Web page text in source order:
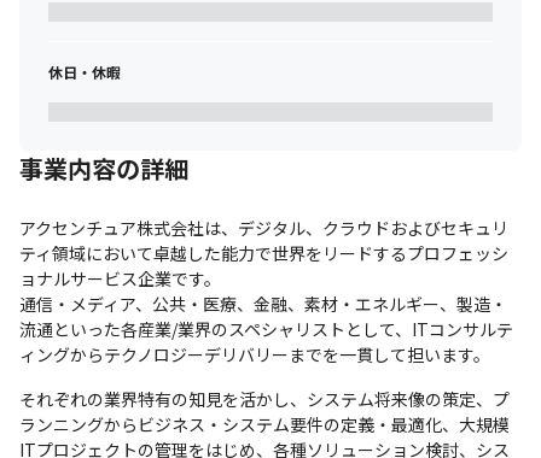
休日・休暇
事業内容の詳細
アクセンチュア株式会社は、デジタル、クラウドおよびセキュリ
ティ領域において卓越した能力で世界をリードするプロフェッシ
ョナルサービス企業です。
通信・メディア、公共・医療、金融、素材・エネルギー、製造・
流通といった各産業/業界のスペシャリストとして、ITコンサルテ
ィングからテクノロジーデリバリーまでを一貫して担います。
それぞれの業界特有の知見を活かし、システム将来像の策定、プ
ランニングからビジネス・システム要件の定義・最適化、大規模
ITプロジェクトの管理をはじめ、各種ソリューション検討、シス